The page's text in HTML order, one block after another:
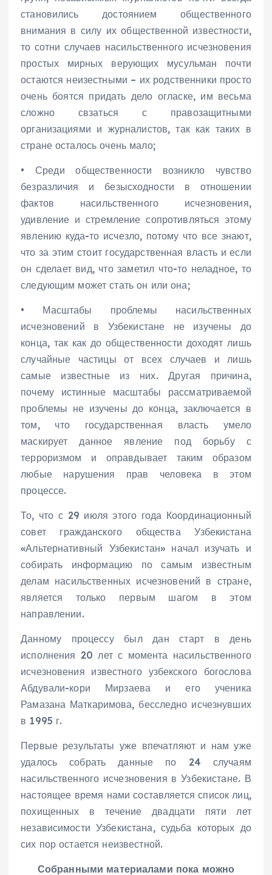
становились достоянием общественного
внимания в силу их общественной известности,
то сотни случаев насильственного исчезновения
простых мирных верующих мусульман почти
остаются неизестными – их родственники просто
очень боятся придать дело огласке, им весьма
сложно свзаться с правозащитными
организациями и журналистов, так как таких в
стране осталось очень мало;
• Среди общественности возникло чувство
безразличия и безысходности в отношении
фактов насильственного исчезновения,
удивление и стремление сопротивляться этому
явлению куда-то исчезло, потому что все знают,
что за этим стоит государственная власть и если
он сделает вид, что заметил что-то неладное, то
следующим может стать он или она;
• Масштабы проблемы насильственных
исчезновений в Узбекистане не изучены до
конца, так как до общественности доходят лишь
случайные частицы от всех случаев и лишь
самые известные из них. Другая причина,
почему истинные масштабы рассматриваемой
проблемы не изучены до конца, заключается в
том, что государственная власть умело
маскирует данное явление под борьбу с
терроризмом и оправдывает таким образом
любые нарушения прав человека в этом
процессе.
То, что с 29 июля этого года Координационный
совет гражданского общества Узбекистана
«Альтернативный Узбекистан» начал изучать и
собирать информацию по самым известным
делам насильственных исчезновений в стране,
является только первым шагом в этом
направлении.
Данному процессу был дан старт в день
исполнения 20 лет с момента насильственного
исчезновения известного узбекского богослова
Абдували-кори Мирзаева и его ученика
Рамазана Маткаримова, бесследно исчезнувших
в 1995 г.
Первые результаты уже впечатляют и нам уже
удалось собрать данные по 24 случаям
насильственного исчезновения в Узбекистане. В
настоящее время нами составляется список лиц,
похищенных в течение двадцати пяти лет
независимости Узбекистана, судьба которых до
сих пор остается неизвестной.
Собранными материалами пока можно